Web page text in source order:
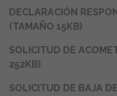
DECLARACIÓN
(TAMAÑO 15KB)
SOLICITUD DE
252KB)
SOLICITUD DE BAJA